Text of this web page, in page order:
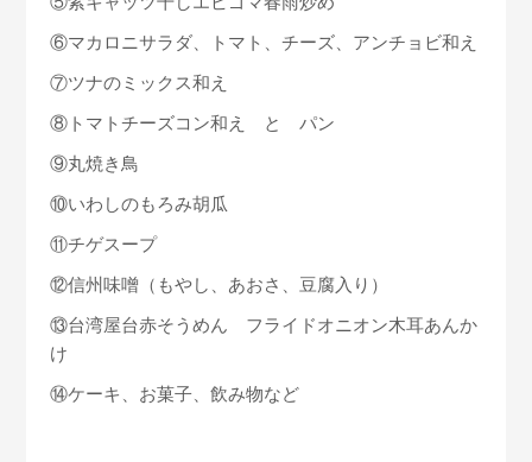
⑥マカロニサラダ、トマト、チーズ、アンチョビ和え
⑦ツナのミックス和え
⑧トマトチーズコン和え と パン
⑨丸焼き鳥
⑩いわしのもろみ胡瓜
⑪チゲスープ
⑫信州味噌（もやし、あおさ、豆腐入り）
⑬台湾屋台赤そうめん フライドオニオン木耳あんか
け
⑭ケーキ、お菓子、飲み物など